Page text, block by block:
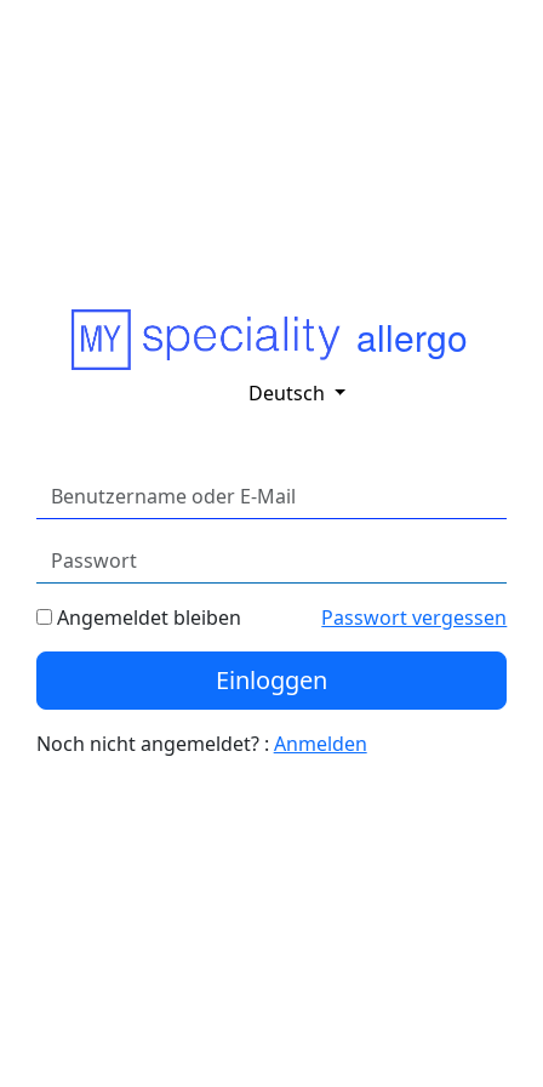
allergo
Deutsch
Angemeldet bleiben Passwort vergessen
Einloggen
Noch nicht angemeldet? : Anmelden